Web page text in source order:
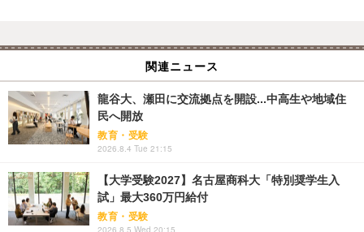
関連ニュース
龍谷大、瀬田に交流拠点を開設...中高生や地域住
民へ開放
教育・受験
2026.8.4 Tue 21:15
【大学受験2027】名古屋商科大「特別奨学生入
試」最大360万円給付
教育・受験
2026.8.5 Wed 20:15